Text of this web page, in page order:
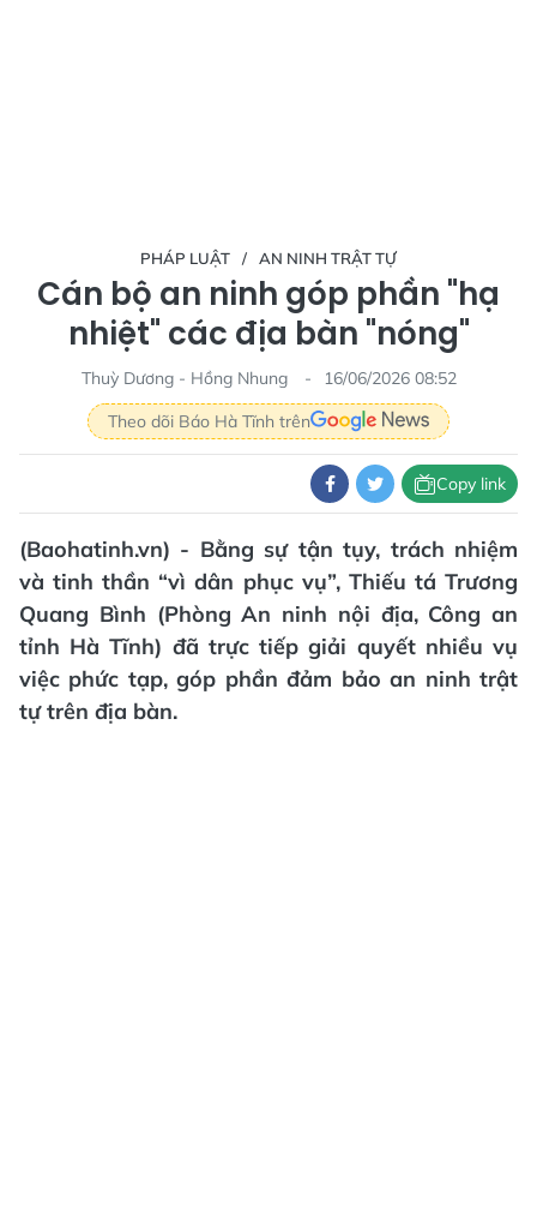
PHÁP LUẬT AN NINH TRẬT TỰ
Cán bộ an ninh góp phần "hạ
nhiệt" các địa bàn "nóng"
Thuỳ Dương - Hồng Nhung
16/06/2026 08:52
Theo dõi Báo Hà Tĩnh trên
Copy link
(Baohatinh.vn) - Bằng sự tận tụy, trách nhiệm
và tinh thần “vì dân phục vụ”, Thiếu tá Trương
Quang Bình (Phòng An ninh nội địa, Công an
tỉnh Hà Tĩnh) đã trực tiếp giải quyết nhiều vụ
việc phức tạp, góp phần đảm bảo an ninh trật
tự trên địa bàn.